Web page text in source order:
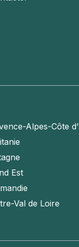
Alpes-Côte
Est
Val de Loire